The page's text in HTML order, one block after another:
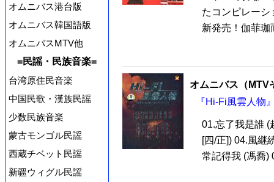
オムニバス港台版
オムニバス韓国語版
オムニバスMTV他
=民謡・民族音楽=
台湾原住民音楽
中国民歌・漢族民謡
少数民族音楽
蒙古モンゴル民謡
西蔵チベット民謡
新疆ウィグル民謡
たコンピレー
新発売！伽菲珈
オムニバス（MTV
『Hi-Fi風雲人物
01.忘了我是誰 (
[四/正]) 04.風継
常記得我 (馮喬)